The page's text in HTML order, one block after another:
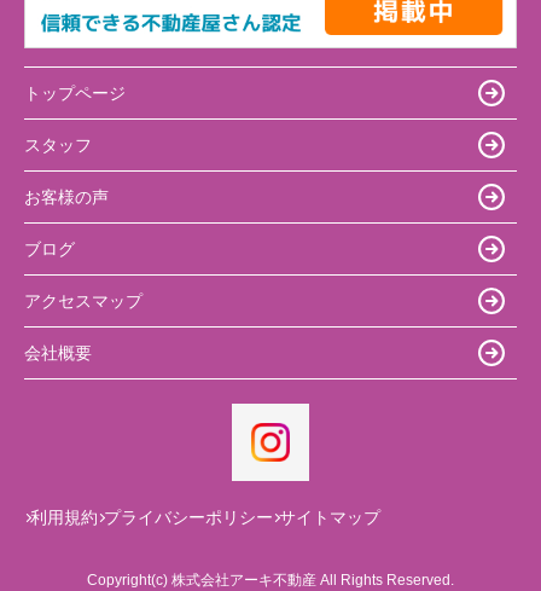
トップページ
スタッフ
お客様の声
ブログ
アクセスマップ
会社概要
利用規約 プライバシーポリシー サイトマップ
Copyright(c) 株式会社アーキ不動産 All Rights Reserved.